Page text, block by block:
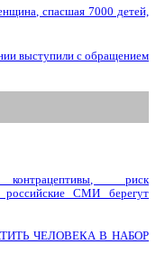
спасшая 7000 детей,
выступили с обращением
риск
российские СМИ берегут
ЧЕЛОВЕКА В НАБОР